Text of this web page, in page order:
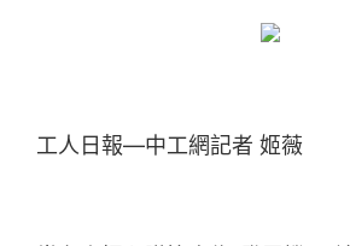
工人日報—中工網記者 姬薇